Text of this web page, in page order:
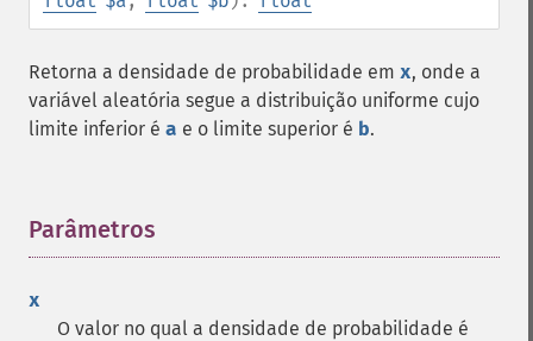
Retorna a densidade de probabilidade em x, onde a
variável aleatória segue a distribuição uniforme cujo
limite inferior é a e o limite superior é b.
Parâmetros
x
O valor no qual a densidade de probabilidade é